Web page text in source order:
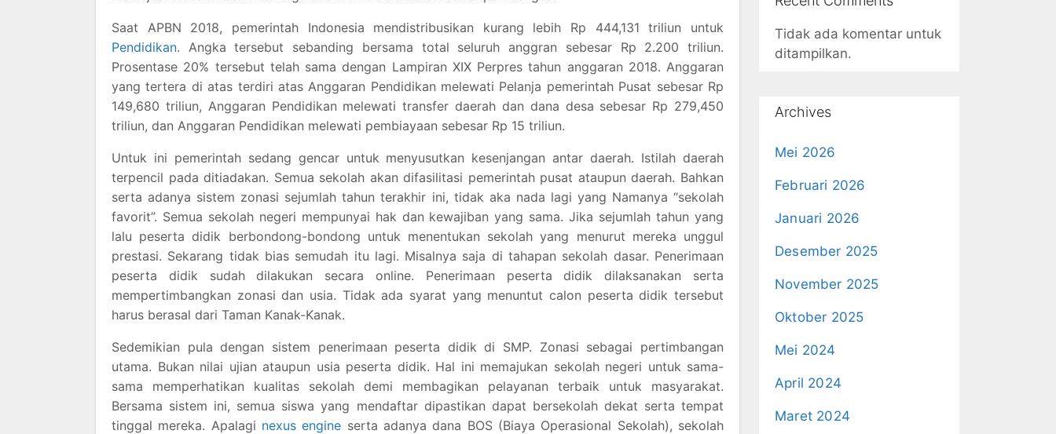
Saat APBN 2018, pemerintah Indonesia mendistribusikan kurang lebih Rp 444,131 triliun untuk
Pendidikan. Angka tersebut sebanding bersama total seluruh anggran sebesar Rp 2.200 triliun.
Prosentase 20% tersebut telah sama dengan Lampiran XIX Perpres tahun anggaran 2018. Anggaran
yang tertera di atas terdiri atas Anggaran Pendidikan melewati Pelanja pemerintah Pusat sebesar Rp
149,680 triliun, Anggaran Pendidikan melewati transfer daerah dan dana desa sebesar Rp 279,450
triliun, dan Anggaran Pendidikan melewati pembiayaan sebesar Rp 15 triliun.
Untuk ini pemerintah sedang gencar untuk menyusutkan kesenjangan antar daerah. Istilah daerah
terpencil pada ditiadakan. Semua sekolah akan difasilitasi pemerintah pusat ataupun daerah. Bahkan
serta adanya sistem zonasi sejumlah tahun terakhir ini, tidak aka nada lagi yang Namanya “sekolah
favorit”. Semua sekolah negeri mempunyai hak dan kewajiban yang sama. Jika sejumlah tahun yang
lalu peserta didik berbondong-bondong untuk menentukan sekolah yang menurut mereka unggul
prestasi. Sekarang tidak bias semudah itu lagi. Misalnya saja di tahapan sekolah dasar. Penerimaan
peserta didik sudah dilakukan secara online. Penerimaan peserta didik dilaksanakan serta
mempertimbangkan zonasi dan usia. Tidak ada syarat yang menuntut calon peserta didik tersebut
harus berasal dari Taman Kanak-Kanak.
Sedemikian pula dengan sistem penerimaan peserta didik di SMP. Zonasi sebagai pertimbangan
utama. Bukan nilai ujian ataupun usia peserta didik. Hal ini memajukan sekolah negeri untuk sama-
sama memperhatikan kualitas sekolah demi membagikan pelayanan terbaik untuk masyarakat.
Bersama sistem ini, semua siswa yang mendaftar dipastikan dapat bersekolah dekat serta tempat
tinggal mereka. Apalagi nexus engine serta adanya dana BOS (Biaya Operasional Sekolah), sekolah
Tidak ada komentar untuk
ditampilkan.
Archives
Mei 2026
Februari 2026
Januari 2026
Desember 2025
November 2025
Oktober 2025
Mei 2024
April 2024
Maret 2024